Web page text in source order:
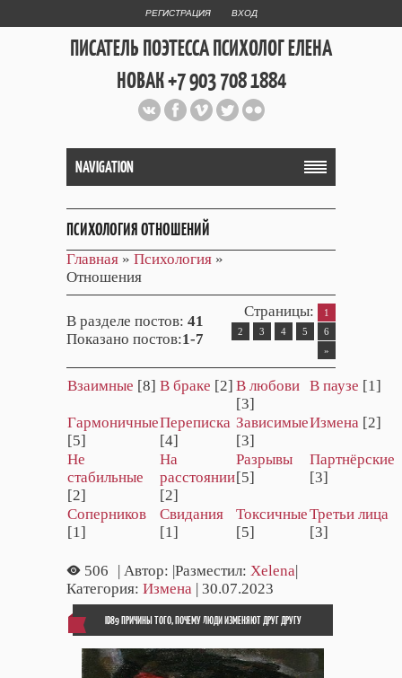
РЕГИСТРАЦИЯ ВХОД
ПИСАТЕЛЬ ПОЭТЕССА ПСИХОЛОГ ЕЛЕНА
НОВАК +7 903 708 1884
Официальный сайт репетитора
и Web Дизайнера Елены Новак
NAVIGATION
ПСИХОЛОГИЯ ОТНОШЕНИЙ
Главная » Психология »
Отношения
В разделе постов: 41
Показано постов:1-7
Страницы:
1
2
3 4 5
6
»
Взаимные [8] В браке [2] В любови
[3]
В паузе [1]
Гармоничные
[5]
Переписка
[4]
Зависимые
[3]
Измена [2]
Не
стабильные
[2]
На
расстоянии
[2]
Разрывы
[5]
Партнёрские
[3]
Соперников
[1]
Свидания
[1]
Токсичные
[5]
Третьи лица
[3]
506 | Автор: |Разместил: Xelena|
Категория: Измена | 30.07.2023
ID89 ПРИЧИНЫ ТОГО, ПОЧЕМУ ЛЮДИ ИЗМЕНЯЮТ ДРУГ ДРУГУ